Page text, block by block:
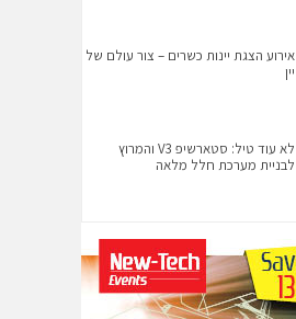
אירוע הצגת יינות כשרים – צור עולם של
יין
לא עוד טיל: סטארשיפ V3 והמרוץ
לבניית מערכת חלל מלאה